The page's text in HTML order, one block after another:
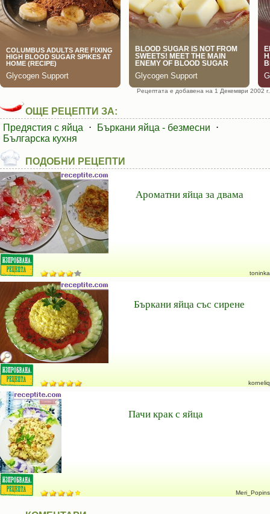
Рецептата е добавена на 1 Декември 2002 г.
ОЩЕ РЕЦЕПТИ ЗА:
Предястия с яйца
⋅ Бъркани яйца - безмесни
⋅
Българска кухня
ПОДОБНИ РЕЦЕПТИ
Ароматни яйца за двама
toninka
Бъркани яйца със сирене
korneliq
Пачи крак с яйца
Meri_Popins